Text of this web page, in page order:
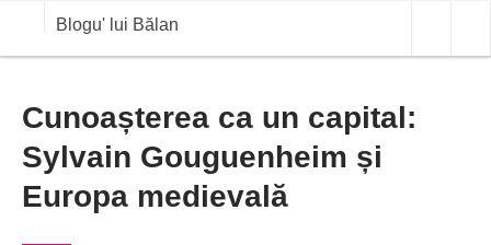
Blogu' lui Bălan
ANALIZE
BLOG IN DIALOG
Cunoașterea ca un capital:
Sylvain Gouguenheim și
Europa medievală